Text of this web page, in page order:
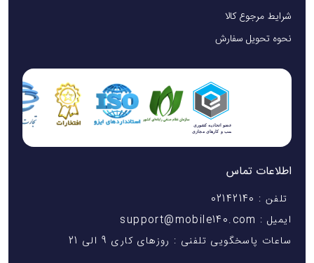
شرایط مرجوع کالا
نحوه تحویل سفارش
اطلاعات تماس
تلفن : 02142140
ایمیل : support@mobile140.com
ساعات پاسخگویی تلفنی : روزهای کاری 9 الی 21